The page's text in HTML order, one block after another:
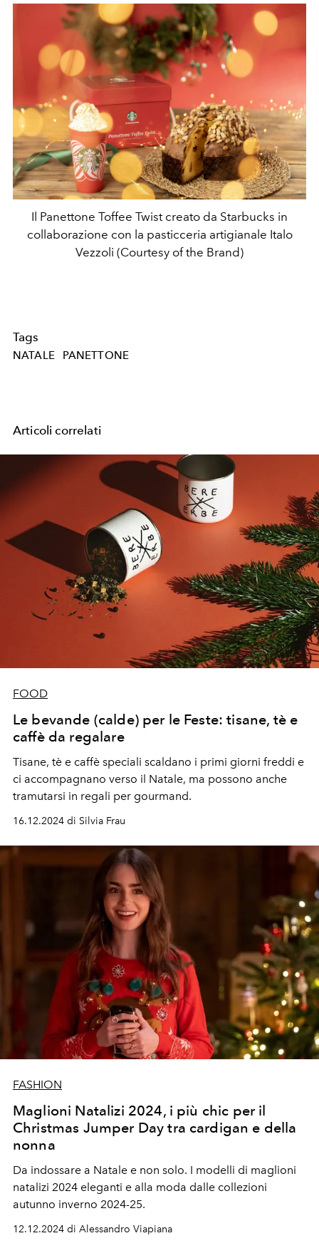
Il Panettone Toffee Twist creato da Starbucks in
collaborazione con la pasticceria artigianale Italo
Vezzoli (Courtesy of the Brand)
Tags
NATALE PANETTONE
Articoli correlati
FOOD
Le bevande (calde) per le Feste: tisane, tè e
caffè da regalare
Tisane, tè e caffè speciali scaldano i primi giorni freddi e
ci accompagnano verso il Natale, ma possono anche
tramutarsi in regali per gourmand.
16.12.2024 di Silvia Frau
FASHION
Maglioni Natalizi 2024, i più chic per il
Christmas Jumper Day tra cardigan e della
nonna
Da indossare a Natale e non solo. I modelli di maglioni
natalizi 2024 eleganti e alla moda dalle collezioni
autunno inverno 2024-25.
12.12.2024 di Alessandro Viapiana